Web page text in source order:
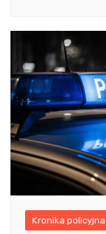
Kronika policyjna